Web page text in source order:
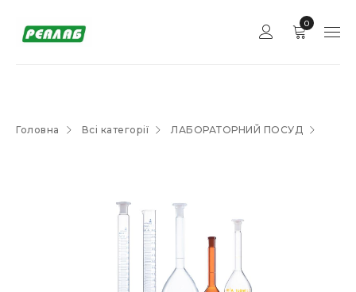
0
Головна Всі категорії ЛАБОРАТОРНИЙ ПОСУД